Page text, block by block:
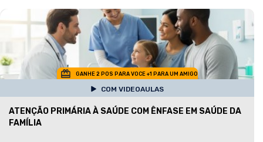
GANHE 2 POS PARA VOCE +1 PARA UM AMIGO
COM VIDEOAULAS
ATENÇÃO PRIMÁRIA À SAÚDE COM ÊNFASE EM SAÚDE DA
FAMÍLIA